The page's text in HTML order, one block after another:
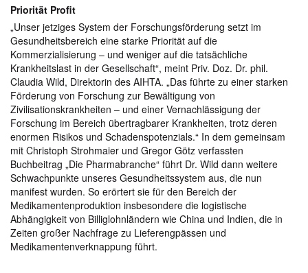
Priorität Profit
„Unser jetziges System der Forschungsförderung setzt im
Gesundheitsbereich eine starke Priorität auf die
Kommerzialisierung – und weniger auf die tatsächliche
Krankheitslast in der Gesellschaft“, meint Priv. Doz. Dr. phil.
Claudia Wild, Direktorin des AIHTA. „Das führte zu einer starken
Förderung von Forschung zur Bewältigung von
Zivilisationskrankheiten – und einer Vernachlässigung der
Forschung im Bereich übertragbarer Krankheiten, trotz deren
enormen Risikos und Schadenspotenzials.“ In dem gemeinsam
mit Christoph Strohmaier und Gregor Götz verfassten
Buchbeitrag „Die Pharmabranche“ führt Dr. Wild dann weitere
Schwachpunkte unseres Gesundheitssystem aus, die nun
manifest wurden. So erörtert sie für den Bereich der
Medikamentenproduktion insbesondere die logistische
Abhängigkeit von Billiglohnländern wie China und Indien, die in
Zeiten großer Nachfrage zu Lieferengpässen und
Medikamentenverknappung führt.